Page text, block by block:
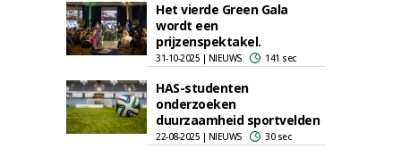
Het vierde Green Gala
wordt een
prijzenspektakel.
31-10-2025 | NIEUWS 141 sec
HAS-studenten
onderzoeken
duurzaamheid sportvelden
22-08-2025 | NIEUWS 30 sec